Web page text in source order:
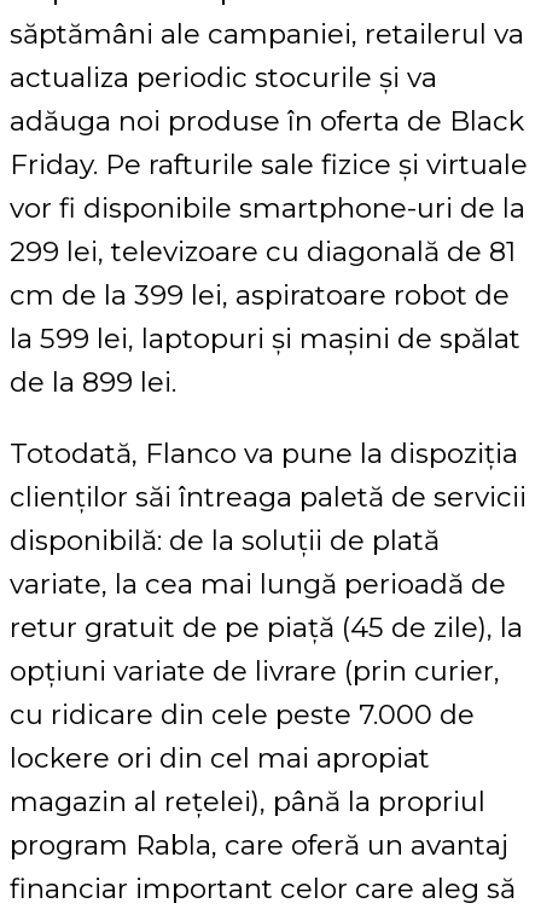
săptămâni ale campaniei, retailerul va
actualiza periodic stocurile și va
adăuga noi produse în oferta de Black
Friday. Pe rafturile sale fizice și virtuale
vor fi disponibile smartphone-uri de la
299 lei, televizoare cu diagonală de 81
cm de la 399 lei, aspiratoare robot de
la 599 lei, laptopuri și mașini de spălat
de la 899 lei.
Totodată, Flanco va pune la dispoziția
clienților săi întreaga paletă de servicii
disponibilă: de la soluții de plată
variate, la cea mai lungă perioadă de
retur gratuit de pe piață (45 de zile), la
opțiuni variate de livrare (prin curier,
cu ridicare din cele peste 7.000 de
lockere ori din cel mai apropiat
magazin al rețelei), până la propriul
program Rabla, care oferă un avantaj
financiar important celor care aleg să